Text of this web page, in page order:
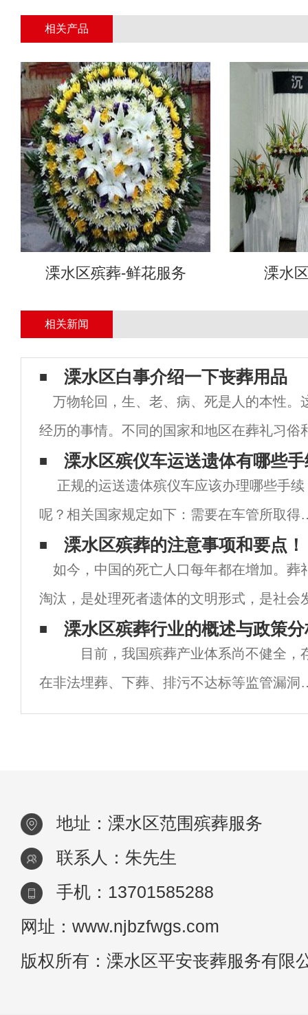
相关产品
溧水区殡葬-鲜花服务 溧水
相关新闻
溧水区白事介绍一下丧葬用品
万物轮回，生、老、病、死是人的本性。
经历的事情。不同的国家和地区在葬礼习俗
不同。然而，人们死后须被埋葬。随着科学
们不再迷信，而是相信科学。然而，一些丧
溧水区殡仪车运送遗体有哪些
正规的运送遗体殡仪车应该办理哪些手续
呢？相关国家规定如下：需要在车管所取得
质，详情去当地车管所进一步咨询。根据国
院《殡葬管理条例》第八条、第十三条一款
第十六条规定。 &n
溧水区殡葬的注意事项和要点！
如今，中国的死亡人口每年都在增加。葬
淘汰，是处理死者遗体的文明形式，是社会
文化传统的一部分。溧水区殡葬需要做什么
什么？我希望它能帮助你。出具《死亡医学
溧水区殡葬行业的概述与政策
目前，我国殡葬产业体系尚不健全，
在非法埋葬、下葬、排污不达标等监管漏洞
因此，在我国引領产业高质量发展的过程中
地址：溧水区范围殡葬服务
联系人：朱先生
手机：13701585288
网址：www.njbzfwgs.com
版权所有：溧水区平安丧葬服务有限